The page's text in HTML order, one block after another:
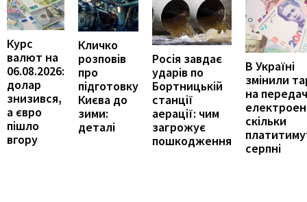
Курс
валют на
06.08.2026:
долар
знизився,
а євро
пішло
вгору
Кличко
розповів
про
підготовку
Києва до
зими:
деталі
Росія завдає
ударів по
Бортницькій
станції
аерації: чим
загрожує
пошкодження
В Україні
змінили
на
скільки
серпні